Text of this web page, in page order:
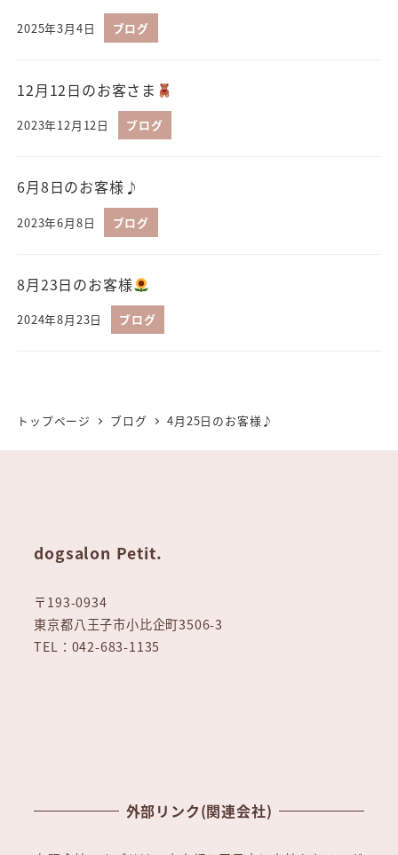
2025年3月4日 ブログ
12月12日のお客さま
2023年12月12日 ブログ
6月8日のお客様♪
2023年6月8日 ブログ
8月23日のお客様
2024年8月23日 ブログ
トップページ ブログ 4月25日のお客様♪
dogsalon Petit.
〒193-0934
東京都八王子市小比企町3506-3
TEL：042-683-1135
外部リンク(関連会社)